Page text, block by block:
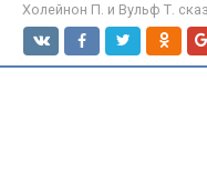
Холейнон П. и Вульф Т.